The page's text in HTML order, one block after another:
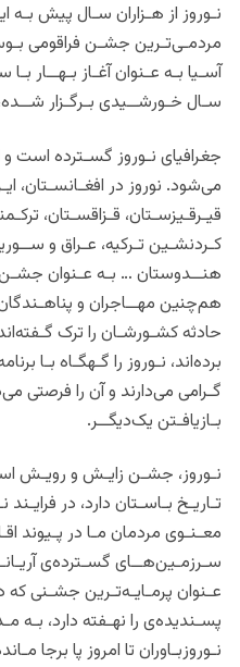
نـوروز از هـزاران سـال پیش بـه
مردمـی‌تـرین جشـن فراقومی
آسـیا بـه‌ عـنوان آغـاز بـهــار
سـال خـورشــیدی بـرگـزار
جغرافیای نـوروز گسـترده ‌است
می‌شود. نوروز در افغـانسـتان،
قیـرقـیزسـتان، قـزاقسـتان،
کـردنشـین تـرکیه، عـراق و
هنــدوستان … بـه عـنوان جشـن
هم‌چنین مهــاجران و
حادثه کشـورشـان را ترک
برده‌اند، نـوروز را گـهگـاه بـا
گـرامی می‌دارند و آن را فرصتی
بـازیافـتن یک‌دیگــر.
نـوروز، جشـن زایـش و رویـش
تـاریـخ بـاسـتان دارد، در
معـنـوی مردمان مـا در پـیوند
سـرزمـین‌‌هــای گسـترده‌ی
عـنوان پرمـایـه‌تـرین جشـنی
پسـندیده‌ی را نهـفته دارد، بـه
نـوروزبـاوران تا امروز پا برجا